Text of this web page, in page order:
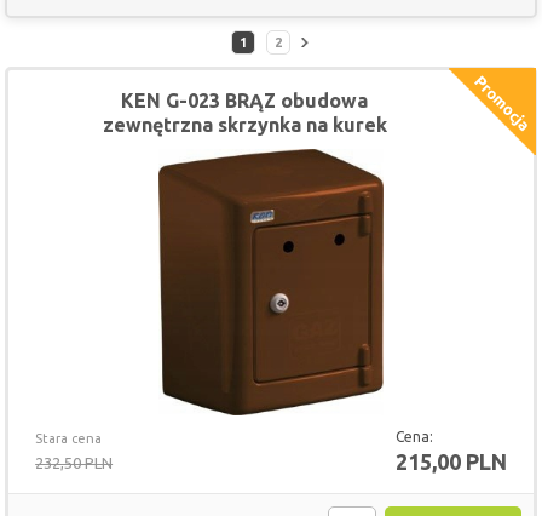
1 2
Stara cena
232,50 PLN
Cena:
215,00 PLN
KEN G-023 BRĄZ obudowa
zewnętrzna skrzynka na kurek
gazowy 28 x 36 x 20